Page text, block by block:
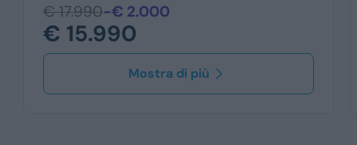
€ 17.990-€ 2.000
€ 15.990
Mostra di più